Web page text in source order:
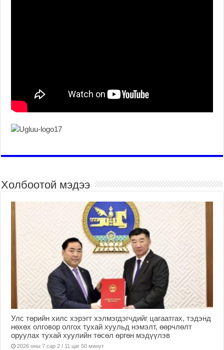
Холбоотой мэдээ
Улс төрийн хилс хэрэгт хэлмэгдэгчдийг цагаатгах, тэдэнд
нөхөх олговор олгох тухай хуульд нэмэлт, өөрчлөлт
оруулах тухай хуулийн төсөл өргөн мэдүүлэв
2026 оны 7 сар 2 / 11 цаг 50 минут